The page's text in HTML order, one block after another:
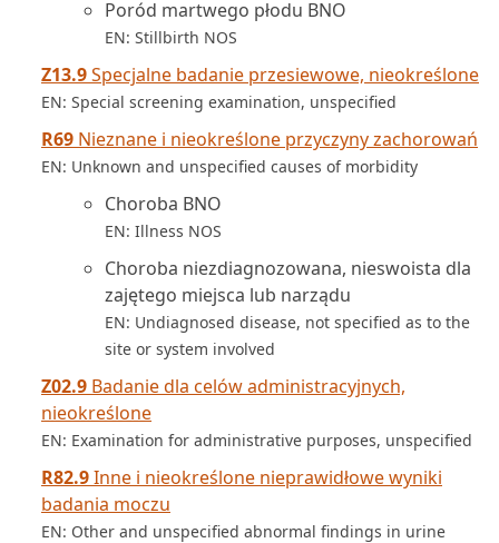
Poród martwego płodu BNO
EN: Stillbirth NOS
Z13.9Specjalne badanie przesiewowe, nieokreślone
EN: Special screening examination, unspecified
R69 Nieznane i nieokreślone przyczyny zachorowań
EN: Unknown and unspecified causes of morbidity
Choroba BNO
EN: Illness NOS
Choroba niezdiagnozowana, nieswoista dla
zajętego miejsca lub narządu
EN: Undiagnosed disease, not specified as to the
site or system involved
Z02.9 Badanie dla celów administracyjnych,
nieokreślone
EN: Examination for administrative purposes, unspecified
R82.9Inne i nieokreślone nieprawidłowe wyniki
badania moczu
EN: Other and unspecified abnormal findings in urine